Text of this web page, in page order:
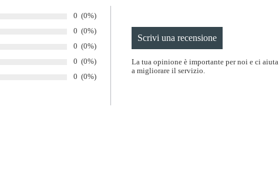
Numero di voti:
0 Percentuale di voti:
(0%)
Numero di voti:
0 Percentuale di voti:
(0%)
Numero di voti:
0 Percentuale di voti:
(0%)
Numero di voti:
0 Percentuale di voti:
(0%)
Numero di voti:
0 Percentuale di voti:
(0%)
La tua opinione è importante per noi e ci aiuta
a migliorare il servizio.